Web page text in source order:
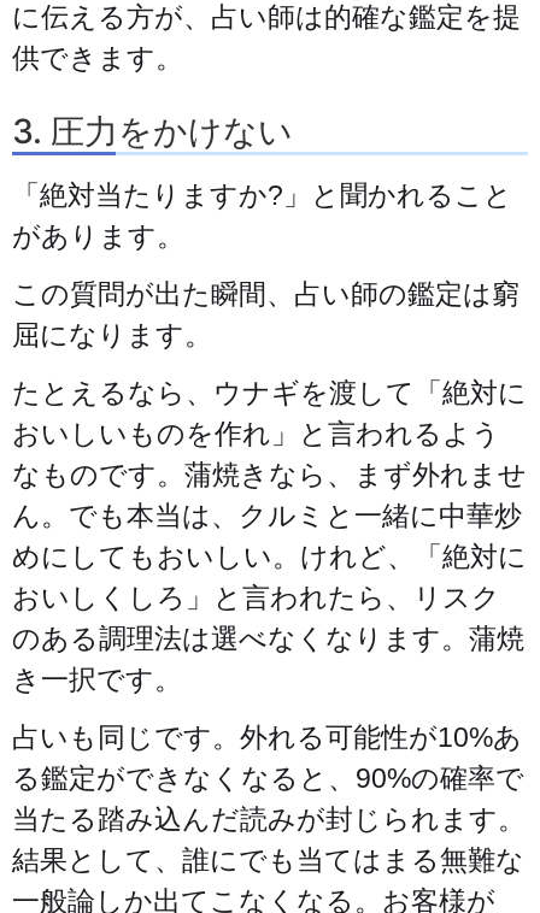
に伝える方が、占い師は的確な鑑定を提
供できます。
3. 圧力をかけない
「絶対当たりますか?」と聞かれること
があります。
この質問が出た瞬間、占い師の鑑定は窮
屈になります。
たとえるなら、ウナギを渡して「絶対に
おいしいものを作れ」と言われるよう
なものです。蒲焼きなら、まず外れませ
ん。でも本当は、クルミと一緒に中華炒
めにしてもおいしい。けれど、「絶対に
おいしくしろ」と言われたら、リスク
のある調理法は選べなくなります。蒲焼
き一択です。
占いも同じです。外れる可能性が10%あ
る鑑定ができなくなると、90%の確率で
当たる踏み込んだ読みが封じられます。
結果として、誰にでも当てはまる無難な
一般論しか出てこなくなる。お客様が